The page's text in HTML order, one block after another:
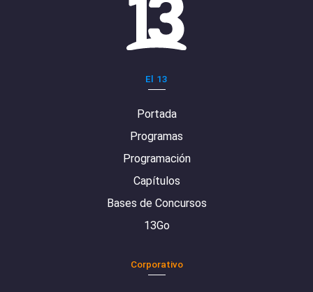
El 13
Portada
Programas
Programación
Capítulos
Bases de Concursos
13Go
Corporativo